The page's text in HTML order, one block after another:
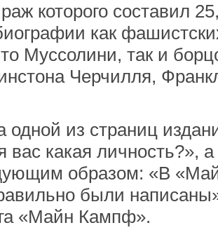
которого составил
как
Муссолини, так и
Черчилля,
одной из страниц
вас какая личность?»,
образом: «В
были
«Майн Кампф».